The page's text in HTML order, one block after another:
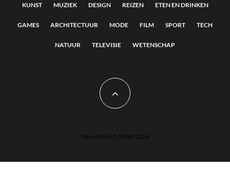
KUNST MUZIEK DESIGN REIZEN ETEN EN DRINKEN
GAMES ARCHITECTUUR MODE FILM SPORT TECH
NATUUR TELEVISIE WETENSCHAP
MIxed Grill © 2009-2026